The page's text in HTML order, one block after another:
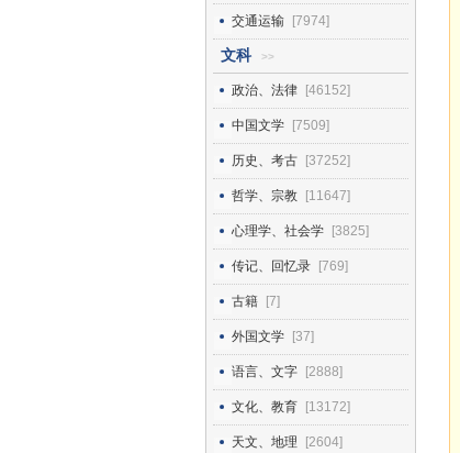
交通运输 [7974]
文科 >>
政治、法律 [46152]
中国文学 [7509]
历史、考古 [37252]
哲学、宗教 [11647]
心理学、社会学 [3825]
传记、回忆录 [769]
古籍 [7]
外国文学 [37]
语言、文字 [2888]
文化、教育 [13172]
天文、地理 [2604]